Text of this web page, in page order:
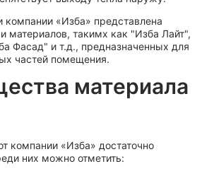
компании «Изба» представлена
материалов, такимх как "Изба Лайт",
Фасад" и т.д., предназначенных для
частей помещения.
материала
компании «Изба» достаточно
них можно отметить: